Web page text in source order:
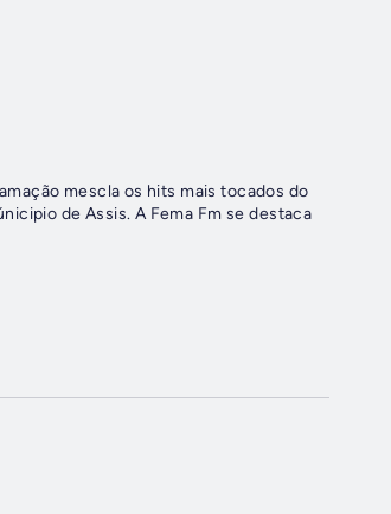
mescla os hits mais tocados do
de Assis. A Fema Fm se destaca